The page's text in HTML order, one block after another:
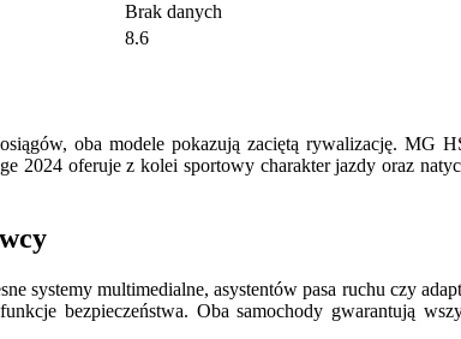
Brak danych
8.6
oba modele pokazują zaciętą rywalizację. MG
2024 oferuje z kolei sportowy charakter jazdy oraz
systemy multimedialne, asystentów pasa ruchu czy
bezpieczeństwa. Oba samochody gwarantują